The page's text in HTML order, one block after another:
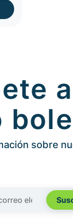
a
sobre